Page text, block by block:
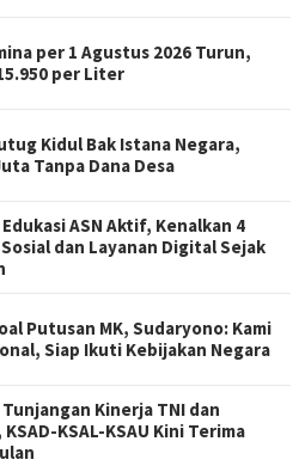
per 1 Agustus 2026 Turun,
per Liter
Kidul Bak Istana Negara,
Tanpa Dana Desa
Edukasi ASN Aktif, Kenalkan 4
dan Layanan Digital Sejak
Putusan MK, Sudaryono: Kami
Siap Ikuti Kebijakan Negara
Kinerja TNI dan
KSAL-KSAU Kini Terima